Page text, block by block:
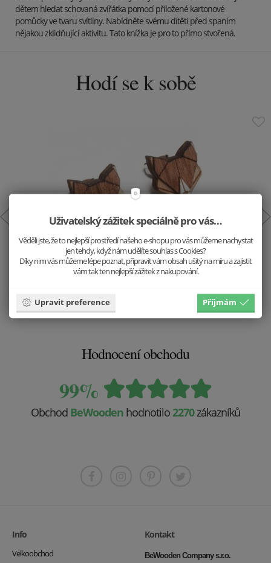
dětem hledat schovaná zvířátka pomocí přiložené kartonové
pomůcky ve tvaru svítilny. Nabídněte svému dítěti před spaním
nějakou zklidňující aktivitu. Tato knížka je pro to přímo stvořená.
Hodí se k sobě
Dřevěné náušnice Liška
499 Kč
Hodnocení obchodu
99%
Obchod BeWooden hodnotilo 2270zákazníků
Info
Velkoobchod
Kontakt
BeWooden Company s.r.o.
Uživatelský zážitek speciálně pro vás…
Věděli jste, že to nejlepší prostředí našeho e-shopu pro vás můžeme nachystat
jen tehdy, když nám udělíte souhlas s Cookies?
Díky nim vás můžeme lépe poznat, připravit vám obsah ušitý na míru a zajistit
vám tak ten nejlepší zážitek z nakupování.
Upravit preference Příjmám